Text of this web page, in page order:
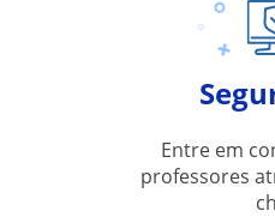
Entre em
professores